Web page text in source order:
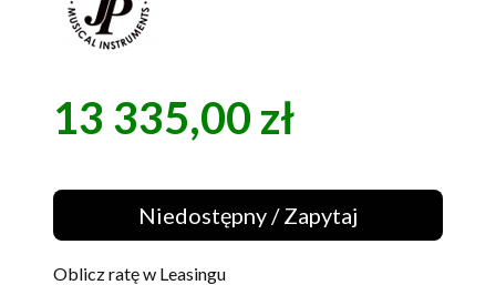
Cena
13 335,00 zł
Niedostępny / Zapytaj
Oblicz ratę w Leasingu